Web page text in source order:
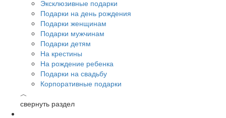
Эксклюзивные подарки
Подарки на день рождения
Подарки женщинам
Подарки мужчинам
Подарки детям
На крестины
На рождение ребенка
Подарки на свадьбу
Корпоративные подарки
︿
свернуть раздел